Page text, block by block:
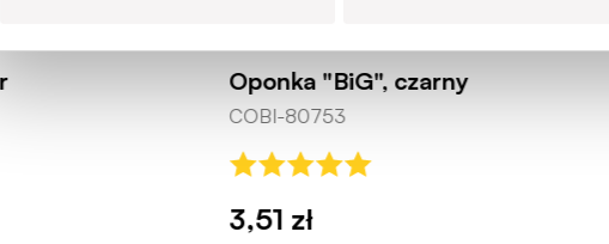
Oponka "BiG", czarny
COBI-80753
Felga